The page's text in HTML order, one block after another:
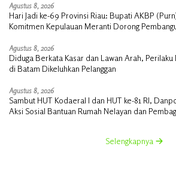
Agustus 8, 2026
Hari Jadi ke-69 Provinsi Riau: Bupati AKBP
Komitmen Kepulauan Meranti Dorong
Agustus 8, 2026
Diduga Berkata Kasar dan Lawan Arah,
di Batam Dikeluhkan Pelanggan
Agustus 8, 2026
Sambut HUT Kodaeral I dan HUT ke-81 RI,
Aksi Sosial Bantuan Rumah Nelayan dan
Selengkapnya